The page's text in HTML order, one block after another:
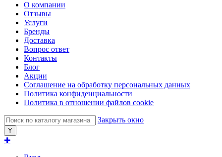
О компании
Отзывы
Услуги
Бренды
Доставка
Вопрос ответ
Контакты
Блог
Акции
Соглашение на обработку персональных данных
Политика конфиденциальности
Политика в отношении файлов cookie
Закрыть окно
✚